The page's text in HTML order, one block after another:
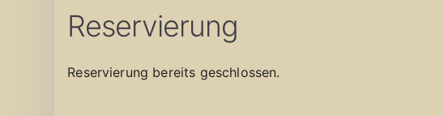
Reservierung
Reservierung bereits geschlossen.